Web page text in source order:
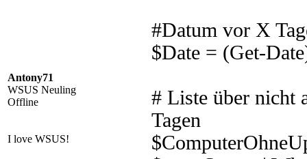
Antony71
WSUS Neuling
Offline
I love WSUS!
#Datum vor X
$Date = (Get-
# Liste über nicht
Tagen